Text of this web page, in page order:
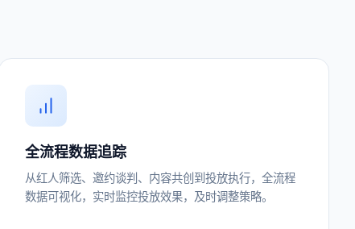
全流程数据追踪
从红人筛选、邀约谈判、内容共创到投放执行，全流程
数据可视化，实时监控投放效果，及时调整策略。